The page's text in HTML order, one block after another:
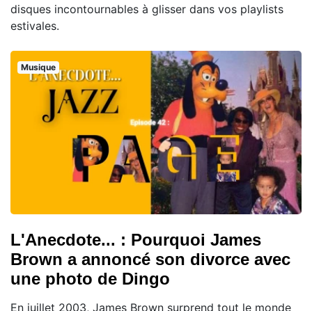
disques incontournables à glisser dans vos playlists
estivales.
Musique
L'Anecdote... : Pourquoi James
Brown a annoncé son divorce avec
une photo de Dingo
En juillet 2003, James Brown surprend tout le monde